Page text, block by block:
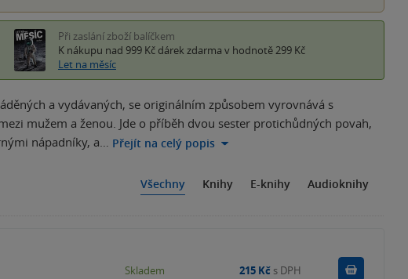
Při zaslání zboží balíčkem
K nákupu nad 999 Kč dárek zdarma v hodnotě 299 Kč
Let na měsíc
a vydávaných, se originálním způsobem vyrovnává s
mužem a ženou. Jde o příběh dvou sester protichůdných povah,
nápadníky, a… Přejít na celý popis
Všechny Knihy E-knihy Audioknihy
Skladem 215 Kč s DPH